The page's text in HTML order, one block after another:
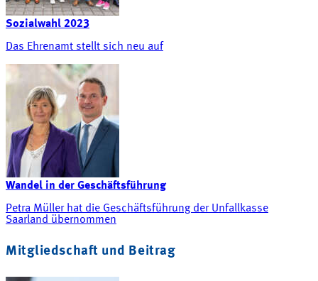
Sozialwahl 2023
Das Ehrenamt stellt sich neu auf
Wandel in der Geschäftsführung
Petra Müller hat die Geschäftsführung der Unfallkasse
Saarland übernommen
Mitgliedschaft und Beitrag